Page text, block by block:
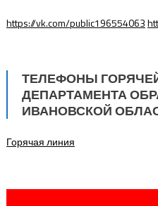
https://vk.com/public196554063
ТЕЛЕФОНЫ
ДЕПАРТАМЕНТА
ИВАНОВСКОЙ
Горячая линия